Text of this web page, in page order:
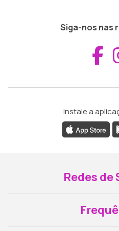
Siga-nos nas
Instale a
Redes